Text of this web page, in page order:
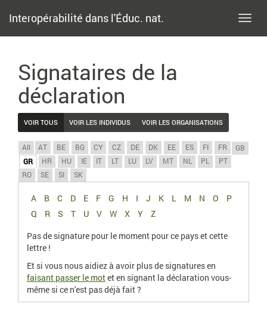
Interopérabilité dans l'Éduc. nat.
Signataires de la
déclaration
VOIR TOUS VOIR LES INDIVIDUS VOIR LES ORGANISATIONS
All AT BE BG CY CZ DE DK EE ES FI FR
GB
GR
HR HU IE IT LT LU LV MT NL PL
PT
RO
SE SI SK
A B C D E F G H I J K L M N O
P
Q
R S T U V W X Y
Z
Pas de signature pour le moment pour ce pays et cette
lettre !
Et si vous nous aidiez à avoir plus de signatures en
faisant passer le motet en signant la déclaration vous-
même si ce n'est pas déjà fait ?